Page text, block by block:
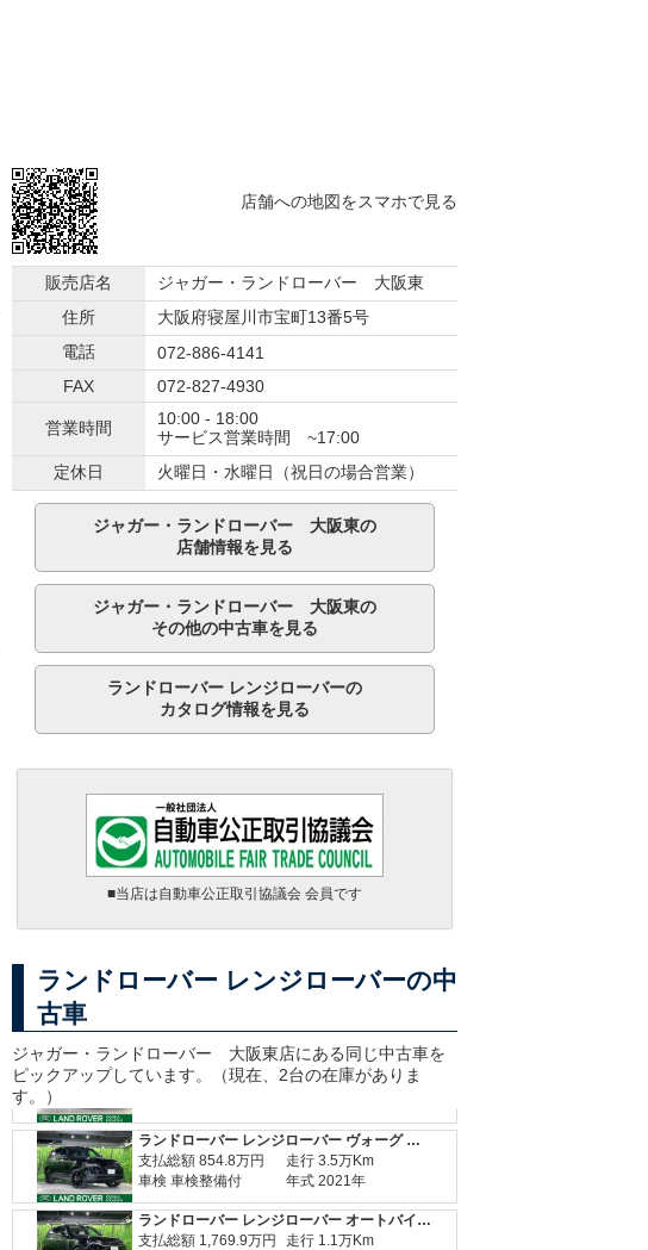
店舗への地図をスマホで見る
販売店名
ジャガー・ランドローバー 大阪東
住所
大阪府寝屋川市宝町13番5号
電話
072-886-4141
FAX
072-827-4930
営業時間
10:00 - 18:00
サービス営業時間 ~17:00
定休日
火曜日・水曜日（祝日の場合営業）
ジャガー・ランドローバー 大阪東の
店舗情報を見る
ジャガー・ランドローバー 大阪東の
その他の中古車を見る
ランドローバー レンジローバーの
カタログ情報を見る
■当店は自動車公正取引協議会 会員です
ランドローバー レンジローバーの中
古車
ジャガー・ランドローバー 大阪東店にある同じ中古車を
ピックアップしています。（現在、2台の在庫がありま
す。）
ランドローバー レンジローバー ヴォーグ ２５８ＰＳ
ランドローバー レンジローバー オートバイオグラフィー Ｄ３００ スタンダードホイールベース
支払総額1,769.9万円
走行 1.1万Km
ランドローバー レンジローバー ヴォーグ ２５８ＰＳ
支払総額 854.8万円
走行 3.5万Km
車検 車検整備付
年式 2021年
ランドローバー レンジローバー オートバイオグラフィー Ｄ３００ スタンダードホイールベース
支払総額 1,769.9万円
走行 1.1万Km